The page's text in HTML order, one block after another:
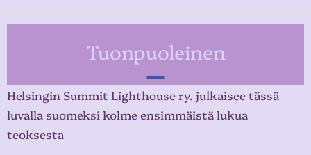
Verkkokauppa
Uutiset
Tuonpuoleinen
Helsingin Summit Lighthouse ry. julkaisee tässä
luvalla suomeksi kolme ensimmäistä lukua
teoksesta